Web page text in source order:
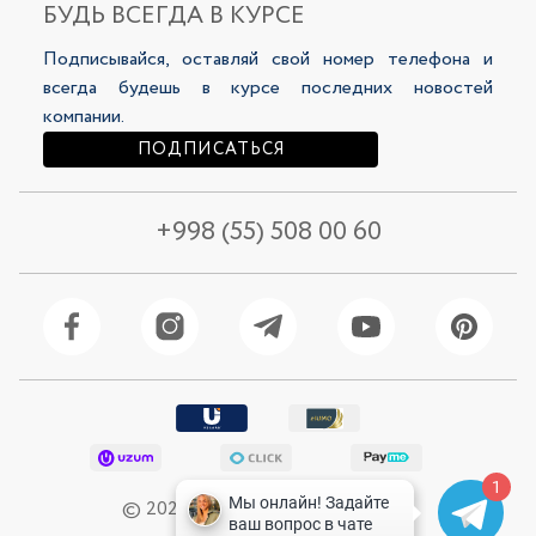
299 000 сум 149 500 сум 259 000 сум 206 500 сум
Рубашка женская 46161-4 Рубашка женская 46219-4
Политика конфиденциальности
LookBooks
БУДЬ ВСЕГДА В КУРСЕ
Подписывайся, оставляй свой номер телефона и
всегда будешь в курсе последних новостей
компании.
ПОДПИСАТЬСЯ
+998 (55) 508 00 60
© 2026 Selfie Все права защищены
1